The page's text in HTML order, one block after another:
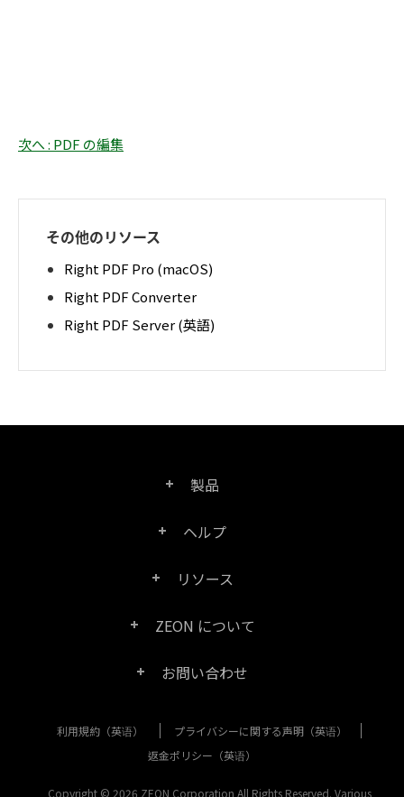
次へ : PDF の編集
その他のリソース
Right PDF Pro (macOS)
Right PDF Converter
Right PDF Server (英語)
製品
Right PDF Pro
Right PDF Reader (Mobile)
ヘルプ
FAQ
エンタープライズ展開ガイド
リソース
製品/ライセンスの比較
SDK リソース (Right PDF Server 用)
ZEON について
会社概要
メディア報道
成功事例
お問い合わせ
購入相談
カスタマー サービス
利用規約（英语）
プライバシーに関する声明（英语）
返金ポリシー（英语）
Copyright © 2026 ZEON Corporation All Rights Reserved. Various